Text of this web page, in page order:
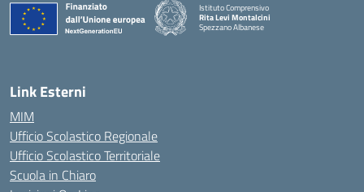
Istituto Comprensivo
Rita Levi Montalcini
Spezzano Albanese
— Visita la pagina iniziale della scuola
Link Esterni
MIM
Ufficio Scolastico Regionale
Ufficio Scolastico Territoriale
Scuola in Chiaro